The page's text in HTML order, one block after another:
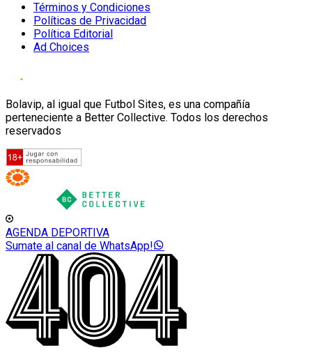
Términos y Condiciones
Políticas de Privacidad
Política Editorial
Ad Choices
Bolavip, al igual que Futbol Sites, es una compañía
perteneciente a Better Collective. Todos los derechos
reservados
AGENDA DEPORTIVA
Sumate al canal de WhatsApp!